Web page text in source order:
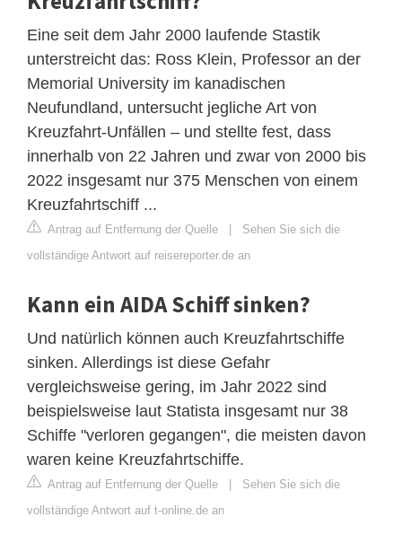
Eine seit dem Jahr 2000 laufende Stastik
unterstreicht das: Ross Klein, Professor an der
Memorial University im kanadischen
Neufundland, untersucht jegliche Art von
Kreuzfahrt-Unfällen – und stellte fest, dass
innerhalb von 22 Jahren und zwar von 2000 bis
2022 insgesamt nur 375 Menschen von einem
Kreuzfahrtschiff ...
Antrag auf Entfernung der Quelle | Sehen Sie sich die
vollständige Antwort auf reisereporter.de an
Kann ein AIDA Schiff sinken?
Und natürlich können auch Kreuzfahrtschiffe
sinken. Allerdings ist diese Gefahr
vergleichsweise gering, im Jahr 2022 sind
beispielsweise laut Statista insgesamt nur 38
Schiffe "verloren gegangen", die meisten davon
waren keine Kreuzfahrtschiffe.
Antrag auf Entfernung der Quelle | Sehen Sie sich die
vollständige Antwort auf t-online.de an